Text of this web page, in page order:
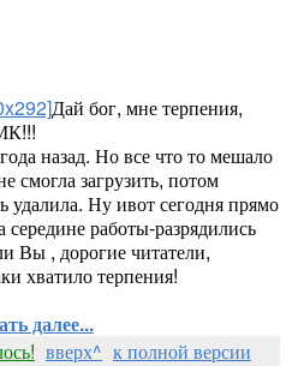
Дай бог, мне терпения,
назад. Но все что то мешало
смогла загрузить, потом
удалила. Ну ивот сегодня прямо
работы-разрядились
Вы , дорогие читатели,
хватило терпения!
далее...
вверх^ к полной версии